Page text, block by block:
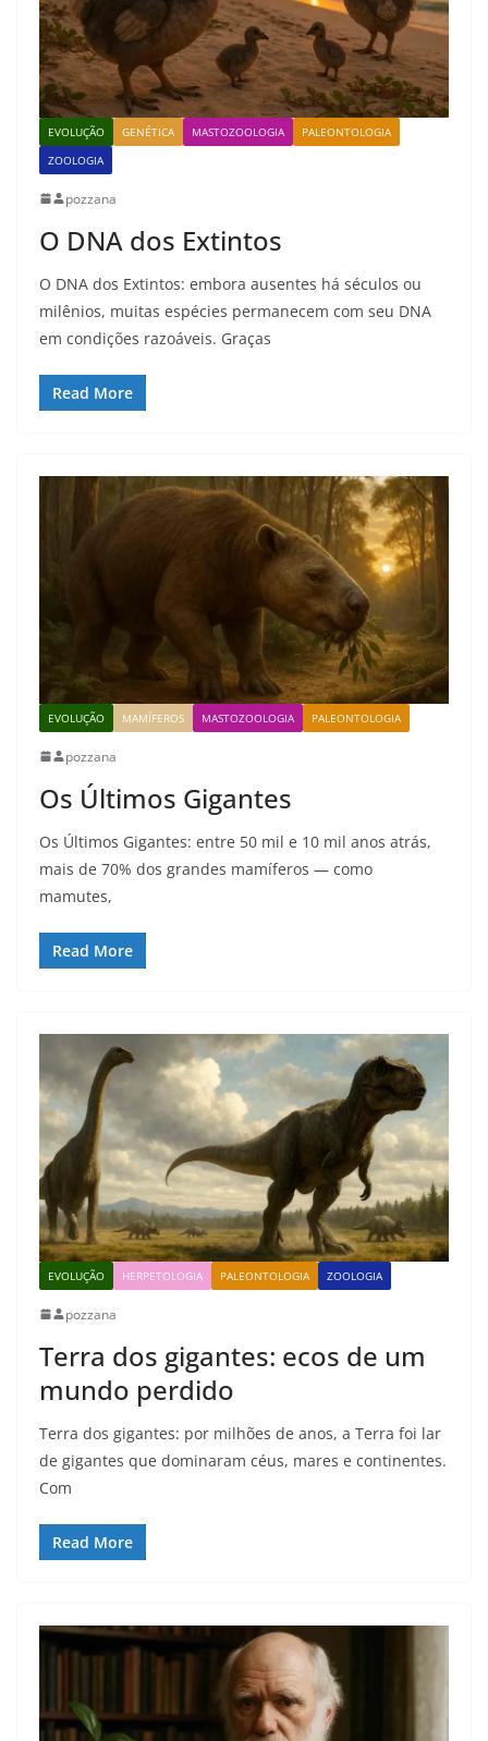
EVOLUÇÃO GENÉTICA MASTOZOOLOGIA
PALEONTOLOGIA
ZOOLOGIA
pozzana
O DNA dos Extintos
O DNA dos Extintos: embora ausentes há séculos ou
milênios, muitas espécies permanecem com seu DNA
em condições razoáveis. Graças
Read More
EVOLUÇÃO MAMÍFEROS MASTOZOOLOGIA PALEONTOLOGIA
pozzana
Os Últimos Gigantes
Os Últimos Gigantes: entre 50 mil e 10 mil anos atrás,
mais de 70% dos grandes mamíferos — como
mamutes,
Read More
EVOLUÇÃO HERPETOLOGIA PALEONTOLOGIA ZOOLOGIA
pozzana
Terra dos gigantes: ecos de um
mundo perdido
Terra dos gigantes: por milhões de anos, a Terra foi lar
de gigantes que dominaram céus, mares e continentes.
Com
Read More